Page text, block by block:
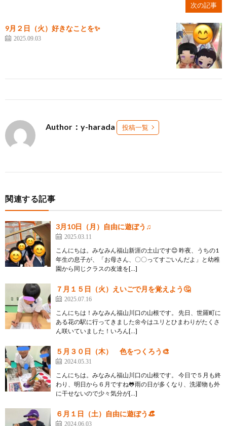
次の記事
9月２日（火）好きなことを✨
2025.09.03
Author：y-harada 投稿一覧
関連する記事
3月10日（月）自由に遊ぼう♫
2025.03.11
こんにちは。みなみん福山新涯の土山です😊 昨夜、うちの1
年生の息子が、「お母さん、〇〇ってすごいんだよ」と幼稚
園から同じクラスの友達を[…]
７月１５日（火）えいごで月を覚えよう🤔
2025.07.16
こんにちは！みなみん福山川口の山根です。 先日、世羅町に
ある花の駅に行ってきました🌼今はユリとひまわりがたくさ
ん咲いていました！いろん[…]
５月３０日（木） 色をつくろう🎨
2024.05.31
こんにちは。みなみん福山川口の山根です。 今日で５月も終
わり、明日から６月ですね🐸雨の日が多くなり、洗濯物も外
に干せないので少々気分が[…]
６月１日（土）自由に遊ぼう👒
2024.06.03